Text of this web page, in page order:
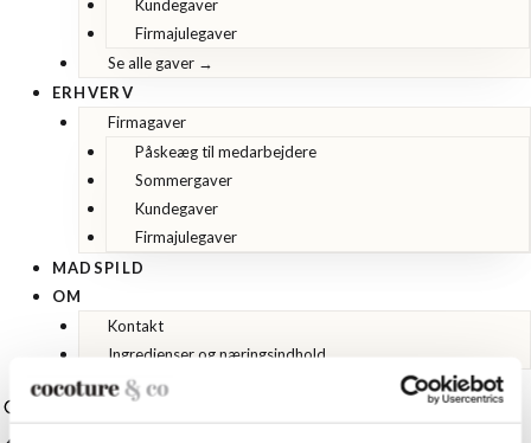
Kundegaver
Firmajulegaver
Se alle gaver →
ERHVERV
Firmagaver
Påskeæg til medarbejdere
Sommergaver
Kundegaver
Firmajulegaver
MADSPILD
OM
Kontakt
Ingredienser og næringsindhold